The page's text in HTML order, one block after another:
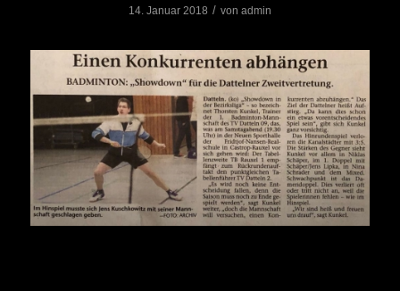
14. Januar 2018 / von admin